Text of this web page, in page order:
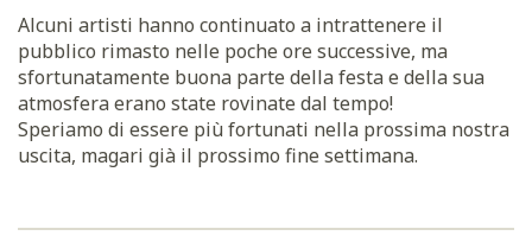
Alcuni artisti hanno continuato a intrattenere il
pubblico rimasto nelle poche ore successive, ma
sfortunatamente buona parte della festa e della sua
atmosfera erano state rovinate dal tempo!
Speriamo di essere più fortunati nella prossima nostra
uscita, magari già il prossimo fine settimana.